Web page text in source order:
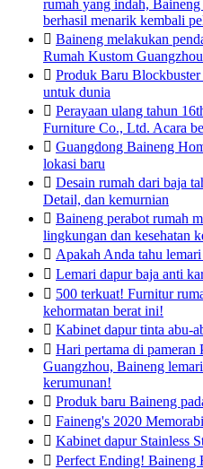
rumah yang indah,
berhasil menarik kembali
 Baineng melakukan
Rumah Kustom
 Produk Baru
untuk dunia
 Perayaan ulang tahun
Furniture Co., Ltd. Acara
 Guangdong Baineng
lokasi baru
 Desain rumah dari baja
Detail, dan kemurnian
 Baineng perabot rumah
lingkungan dan kesehatan
 Apakah Anda tahu
 Lemari dapur baja anti
 500 terkuat! Furnitur
kehormatan berat ini!
 Kabinet dapur tinta abu-
 Hari pertama di pameran
Guangzhou, Baineng
kerumunan!
 Produk baru Baineng
 Faineng's 2020
 Kabinet dapur Stainless
 Perfect Ending! Baineng